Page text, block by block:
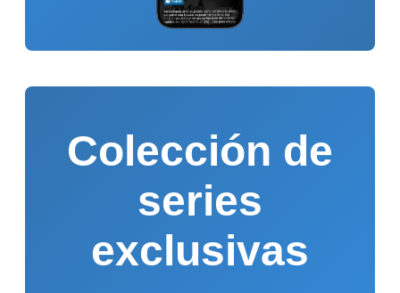
Colección de
series
exclusivas